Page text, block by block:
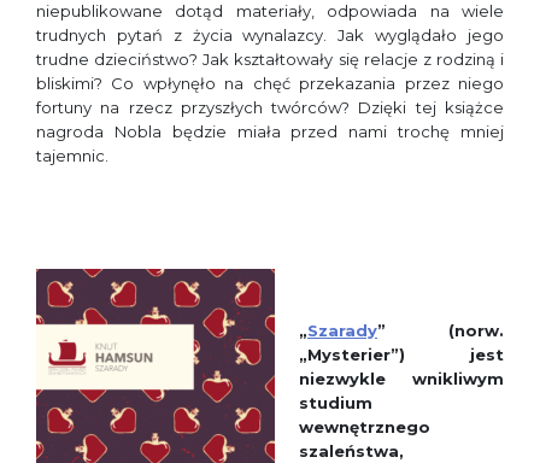
niepublikowane dotąd materiały, odpowiada na wiele
trudnych pytań z życia wynalazcy. Jak wyglądało jego
trudne dzieciństwo? Jak kształtowały się relacje z rodziną i
bliskimi? Co wpłynęło na chęć przekazania przez niego
fortuny na rzecz przyszłych twórców? Dzięki tej książce
nagroda Nobla będzie miała przed nami trochę mniej
tajemnic.
„Szarady” (norw.
„Mysterier”)
jest
niezwykle wnikliwym
studium
wewnętrznego
szaleństwa,